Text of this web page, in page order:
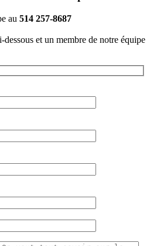
au 514 257-8687
et un membre de notre équipe